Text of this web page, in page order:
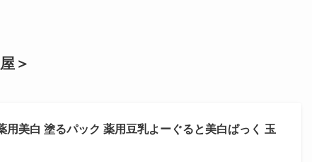
＞
用美白 塗るパック 薬用豆乳よーぐると美白ぱっく 玉